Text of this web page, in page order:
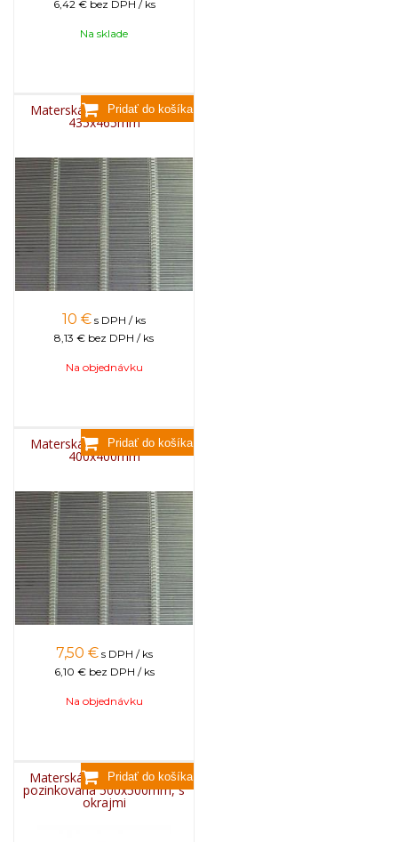
6,42 € bez DPH / ks
Na sklade
Materská mriežka kovová
435x465mm
10 € s DPH / ks
8,13 € bez DPH / ks
Na objednávku
Materská mriežka kovová
400x400mm
7,50 € s DPH / ks
6,10 € bez DPH / ks
Na objednávku
Materská mriežka BEE US
pozinkovaná 500x500mm, s
okrajmi